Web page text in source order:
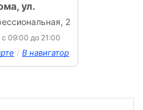
ул.
2
с 09:00 до 21:00
/ В навигатор